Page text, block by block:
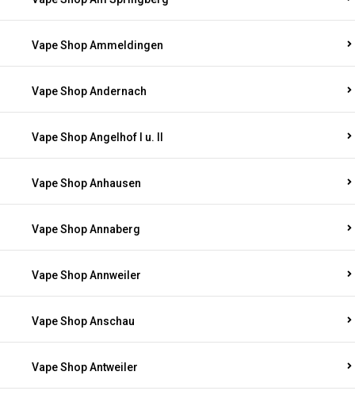
Vape Shop Ammeldingen
Vape Shop Andernach
Vape Shop Angelhof I u. II
Vape Shop Anhausen
Vape Shop Annaberg
Vape Shop Annweiler
Vape Shop Anschau
Vape Shop Antweiler